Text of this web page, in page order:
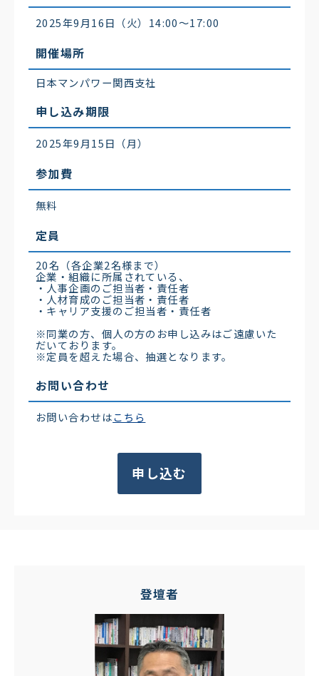
2025年9月16日（火）14:00〜17:00
開催場所
日本マンパワー関西支社
申し込み期限
2025年9月15日（月）
参加費
無料
定員
20名（各企業2名様まで）
企業・組織に所属されている、
・人事企画のご担当者・責任者
・人材育成のご担当者・責任者
・キャリア支援のご担当者・責任者
※同業の方、個人の方のお申し込みはご遠慮いた
だいております。
※定員を超えた場合、抽選となります。
お問い合わせ
お問い合わせはこちら
申し込む
登壇者